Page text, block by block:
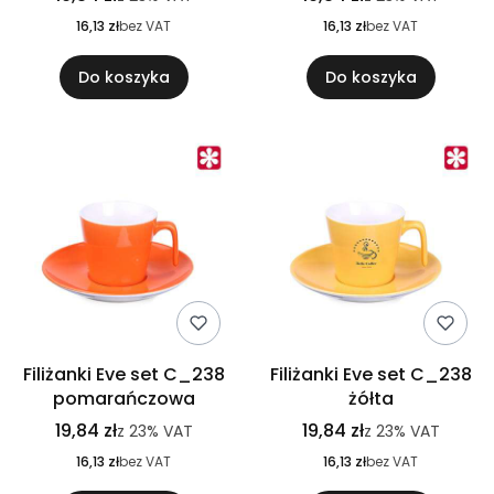
16,13 złbez VAT
Do koszyka
16,13 złbez VAT
Do koszyka
Filiżanki Eve set C_238
pomarańczowa
19,84 złz 23% VAT
16,13 złbez VAT
Filiżanki Eve set C_238
żółta
19,84 złz 23% VAT
16,13 złbez VAT